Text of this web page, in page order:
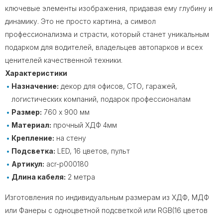
ключевые элементы изображения, придавая ему глубину и
динамику. Это не просто картина, а символ
профессионализма и страсти, который станет уникальным
подарком для водителей, владельцев автопарков и всех
ценителей качественной техники.
Характеристики
Назначение: декор для офисов, СТО, гаражей,
логистических компаний, подарок профессионалам
Размер: 760 х 900 мм
Материал: прочный ХДФ 4мм
Крепление: на стену
Подсветка: LED, 16 цветов, пульт
Артикул: acr-p000180
Длина кабеля: 2 метра
Изготовления по индивидуальным размерам из ХДФ, МДФ
или Фанеры с одноцветной подсветкой или RGB(16 цветов